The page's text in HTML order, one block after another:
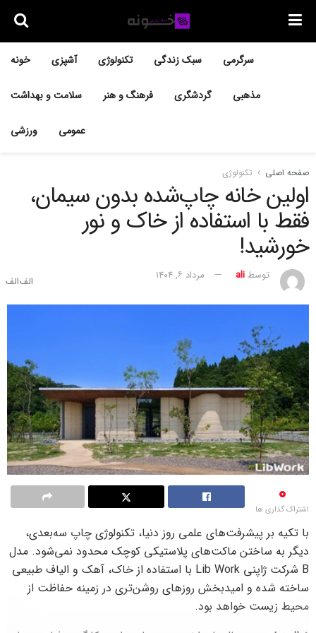
خونه آشپزی تکنولوژی سبک زندگی سرگرمی
سلامت و بهداشت فرهنگ و هنر گردشگری مذهبی
ورزشی عمومی
صفحه اصلی تکنولوژی
اولین خانه چاپ‌شده بدون سیمان،
فقط با استفاده از خاک و نور
خورشید!
توسطali مرداد ۶, ۱۴۰۴
0
اشتراک گذاری ها
با تکیه بر پیشرفت‌های علمی روز دنیا، تکنولوژی چاپ سه‌بعدی،
دیگر به ساختن ماکت‌های پلاستیکی کوچک محدود نمی‌شود. مدل
B شرکت ژاپنی Lib Work با استفاده از خاک، آهک و الیاف طبیعی
ساخته شده و امیدبخش روزهای روشن‌تری در زمینه حفاظت از
محیط زیست خواهد بود.